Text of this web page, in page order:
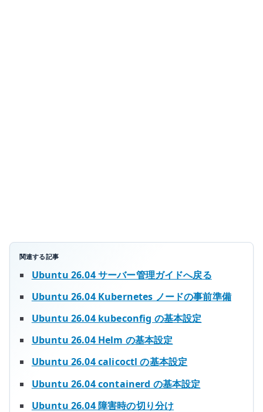
の
関連する記事
Ubuntu 26.04 サーバー管理ガイドへ戻る
Ubuntu 26.04 Kubernetes ノードの事前準備
Ubuntu 26.04 kubeconfig の基本設定
Ubuntu 26.04 Helm の基本設定
Ubuntu 26.04 calicoctl の基本設定
Ubuntu 26.04 containerd の基本設定
Ubuntu 26.04 障害時の切り分け